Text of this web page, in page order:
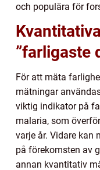
och populära för
”farligaste
För att mäta
mätningar
viktig indikator på
malaria, som
varje år. Vidare
på förekomsten av
annan kvantitativ